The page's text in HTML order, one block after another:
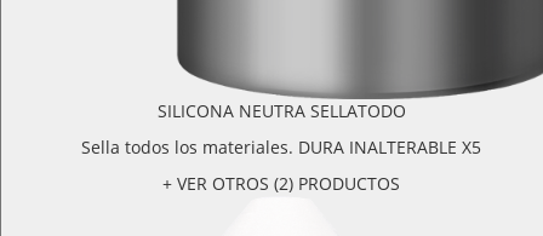
SILICONA NEUTRA SELLATODO
Sella todos los materiales. DURA INALTERABLE X5
+ VER OTROS (2) PRODUCTOS